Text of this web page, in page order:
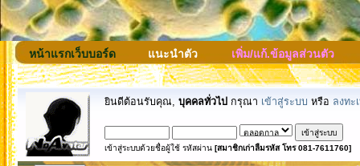
หน้าแรกเว็บบอร์ด แนะนำตัว เพิ่ม/แก้.ข้อมูลส่วนตัว
ยินดีต้อนรับคุณ, บุคคลทั่วไป กรุณา เข้าสู่ระบบ หรือ ลงทะ
เข้าสู่ระบบด้วยชื่อผู้ใช้ รหัสผ่าน [สมาชิกเก่าลืมรหัส โทร 081-7611760]